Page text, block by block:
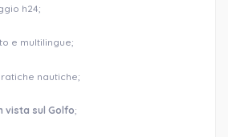
h24;
e multilingue;
nautiche;
vista sul Golfo;